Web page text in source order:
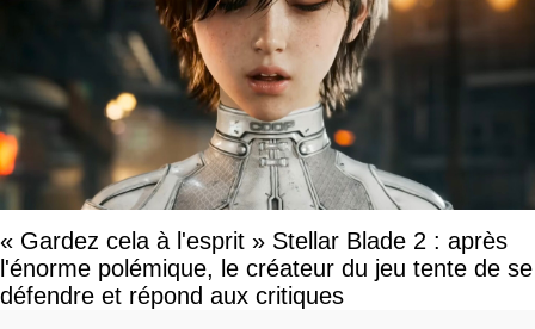
« Gardez cela à l'esprit » Stellar Blade 2 : après
l'énorme polémique, le créateur du jeu tente de se
défendre et répond aux critiques